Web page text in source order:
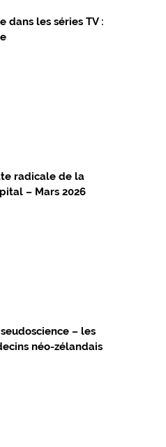
dans les séries TV :
radicale de la
– Mars 2026
– les
néo-zélandais